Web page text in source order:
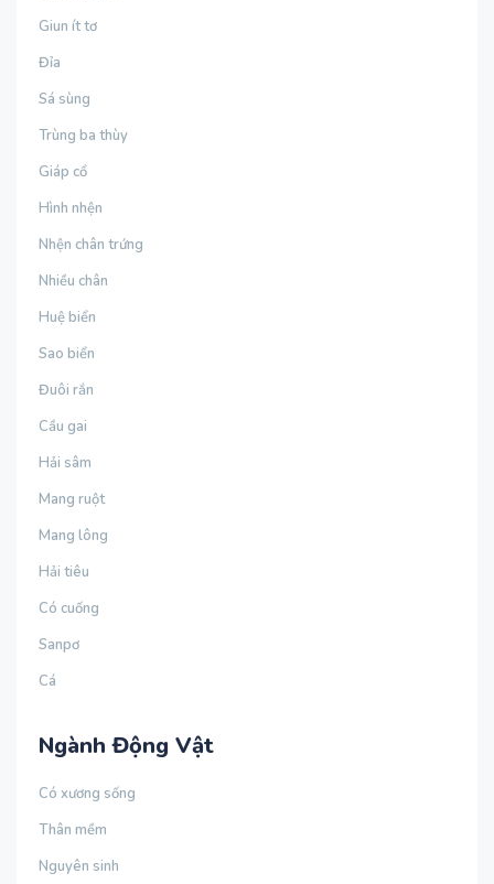
Giun ít tơ
Đỉa
Sá sùng
Trùng ba thùy
Giáp cổ
Hình nhện
Nhện chân trứng
Nhiều chân
Huệ biển
Sao biển
Đuôi rắn
Cầu gai
Hải sâm
Mang ruột
Mang lông
Hải tiêu
Có cuống
Sanpơ
Cá
Ngành Động Vật
Có xương sống
Thân mềm
Nguyên sinh